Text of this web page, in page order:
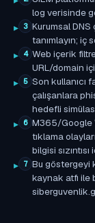
log verisinde
3 Kurumsal
tanımlayın; iç
4 Web içerik
URL/domain
5 Son kullanıcı
çalışanlara
hedefli
6 M365/Google
tıklama
bilgisi
7 Bu göstergeyi
kaynak atfı ile